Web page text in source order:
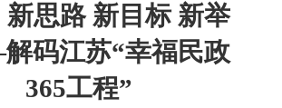
新思路 新目标 新举
码江苏“幸福民政
365工程”